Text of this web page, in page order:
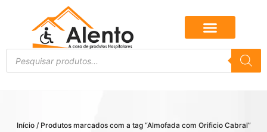
Início/ Produtos marcados com a tag “Almofada com Orificio Cabral”